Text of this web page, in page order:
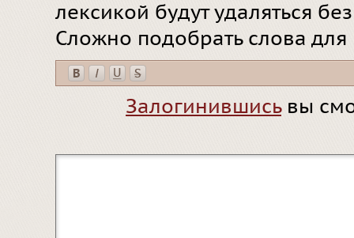
лексикой будут удаляться
Сложно подобрать слова
Залогинившисьвы